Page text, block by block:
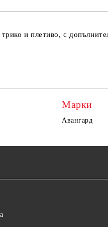
и плетиво, с
Марки
Авангард